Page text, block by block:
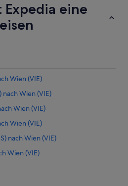
Expedia eine
Wien (VIE)
nach Wien (VIE)
Wien (VIE)
Wien (VIE)
nach Wien (VIE)
Wien (VIE)
Wien (VIE)